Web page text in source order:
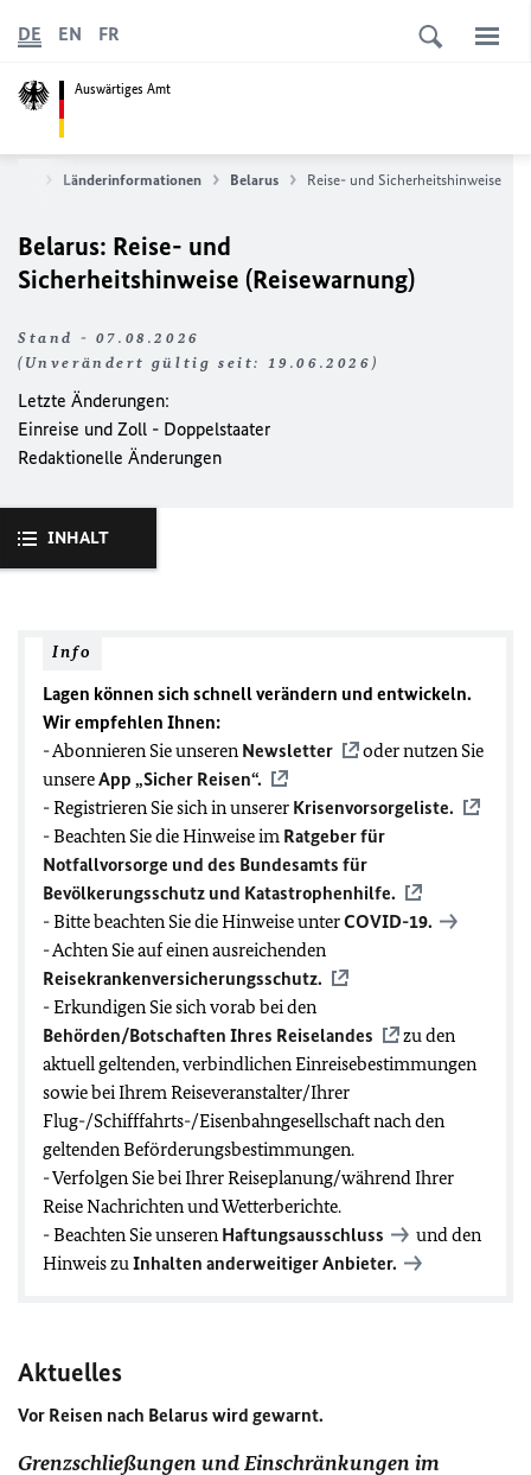
Auswärtiges Amt
DE EN FR
Länderinformationen Belarus Reise- und Sicherheitshinweise
Belarus: Reise- und
Sicherheitshinweise (Reisewarnung)
Stand - 07.08.2026
(Unverändert gültig seit: 19.06.2026)
Letzte Änderungen:
Einreise und Zoll - Doppelstaater
Redaktionelle Änderungen
INHALT
Info
Lagen können sich schnell verändern und entwickeln.
Wir empfehlen Ihnen:
- Abonnieren Sie unseren Newsletter
oder nutzen Sie
unsereApp „Sicher Reisen“.
- Registrieren Sie sich in unserer Krisenvorsorgeliste.
- Beachten Sie die Hinweise im Ratgeber für
Notfallvorsorge und des Bundesamts für
Bevölkerungsschutz und Katastrophenhilfe.
- Bitte beachten Sie die Hinweise unterCOVID-19.
- Achten Sie auf einen ausreichenden
Reisekrankenversicherungsschutz.
- Erkundigen Sie sich vorab bei den
Behörden/Botschaften Ihres Reiselandes
zu den
aktuell geltenden, verbindlichen Einreisebestimmungen
sowie bei Ihrem Reiseveranstalter/Ihrer
Flug-/Schifffahrts-/Eisenbahngesellschaft nach den
geltenden Beförderungsbestimmungen.
- Verfolgen Sie bei Ihrer Reiseplanung/während Ihrer
Reise Nachrichten und Wetterberichte.
- Beachten Sie unseren Haftungsausschluss
und den
Hinweis zuInhalten anderweitiger Anbieter.
Aktuelles
Vor Reisen nach Belarus wird gewarnt.
Grenzschließungen und Einschränkungen im